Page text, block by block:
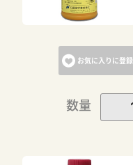
お気に入りに登録
数量